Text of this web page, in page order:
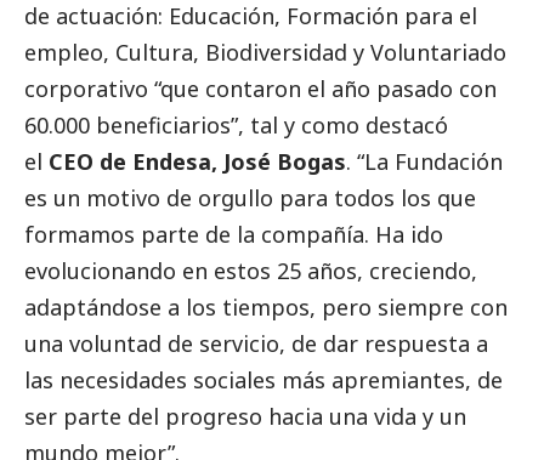
de actuación: Educación, Formación para el
empleo, Cultura, Biodiversidad y Voluntariado
corporativo “que contaron el año pasado con
60.000 beneficiarios”, tal y como destacó
el CEO de Endesa, José Bogas. “La Fundación
es un motivo de orgullo para todos los que
formamos parte de la compañía. Ha ido
evolucionando en estos 25 años, creciendo,
adaptándose a los tiempos, pero siempre con
una voluntad de servicio, de dar respuesta a
las necesidades sociales más apremiantes, de
ser parte del progreso hacia una vida y un
mundo mejor”.